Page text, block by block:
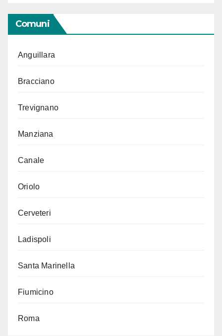
Comuni
Anguillara
Bracciano
Trevignano
Manziana
Canale
Oriolo
Cerveteri
Ladispoli
Santa Marinella
Fiumicino
Roma